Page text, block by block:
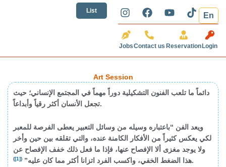
List
I
n
s
t
a
m
F
a
c
e
k
Y
o
t
T
i
t
En
JobsContact us Reservation Login
Art Session
دائماً ما تلعب الفنون التشكيلية دوراً مهماً في المجتمع الإنساني؛ حيث
تجعل الأنسان أكثر رقياً وأبداعاً.
ويعد الفن “باعتباره وسيله من وسائل التعبير يعطى الفرصة للمعبر
لكي يعكس كثيراً من الأفكار الكامنة عنده، والتي تقلقه بين حين وأخر
ولا يوجد مغزى ألا الإفصاح عنها، فإذا ما فعل ذلك خفف الإفصاح عن
هذا الضغط الخفي، واكسب الفرد اتزانا أكثر مما كان عليه” (
[1]
) .